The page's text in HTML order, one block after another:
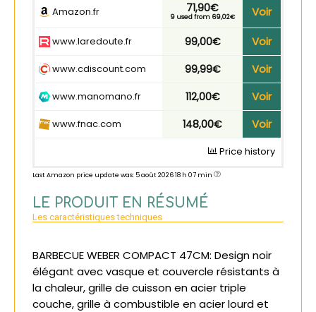
Amazon.fr 71,90€
9 used from 69,02€ Voir
www.laredoute.fr 99,00€ Voir
www.cdiscount.com 99,99€ Voir
www.manomano.fr 112,00€ Voir
www.fnac.com 148,00€ Voir
Price history
Last Amazon price update was: 5 août 2026 18 h 07 min
LE PRODUIT EN RÉSUMÉ
Les caractéristiques techniques
BARBECUE WEBER COMPACT 47CM: Design noir
élégant avec vasque et couvercle résistants à
la chaleur, grille de cuisson en acier triple
couche, grille à combustible en acier lourd et